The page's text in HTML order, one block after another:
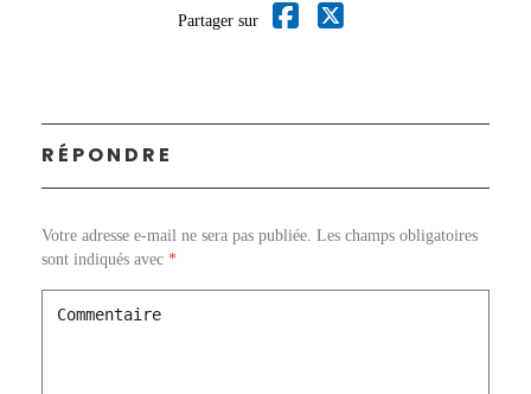
Partager sur
RÉPONDRE
Votre adresse e-mail ne sera pas publiée. Les champs obligatoires
sont indiqués avec *